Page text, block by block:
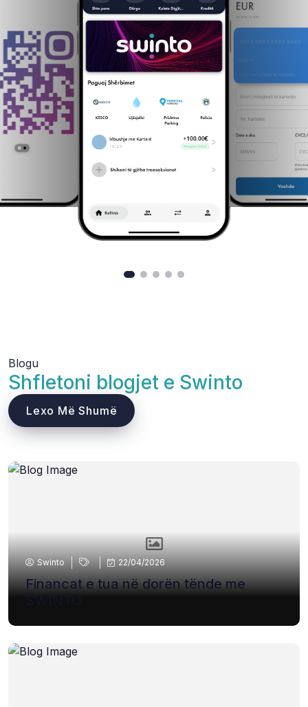
Blogu
Shfletoni blogjet e Swinto
Lexo Më Shumë
Swinto 22/04/2026
Financat e tua në dorën tënde me
SWINTO